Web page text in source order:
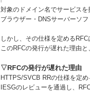
対象のドメイン名でサービス
ブラウザー・DNSサーバーソ
しかし、その仕様を定める
このRFCの発行が遅れた理由
▽RFCの発行が遅れた理由
HTTPS/SVCB RRの仕様を定
IESGのレビューを通過し、